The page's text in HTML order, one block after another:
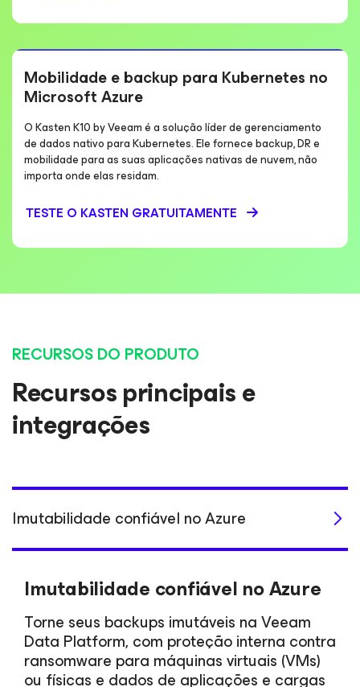
Mobilidade e backup para Kubernetes no
Microsoft Azure
O Kasten K10 by Veeam é a solução líder de gerenciamento
de dados nativo para Kubernetes. Ele fornece backup, DR e
mobilidade para as suas aplicações nativas de nuvem, não
importa onde elas residam.
TESTE O KASTEN GRATUITAMENTE
RECURSOS DO PRODUTO
Recursos principais e
integrações
Imutabilidade confiável no Azure
Imutabilidade confiável no Azure
Torne seus backups imutáveis na Veeam
Data Platform, com proteção interna contra
ransomware para máquinas virtuais (VMs)
ou físicas e dados de aplicações e cargas